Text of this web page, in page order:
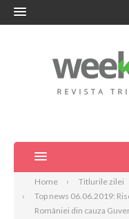
Home
Titlurile zilei
Top news 06.06.2019:
României din cauza